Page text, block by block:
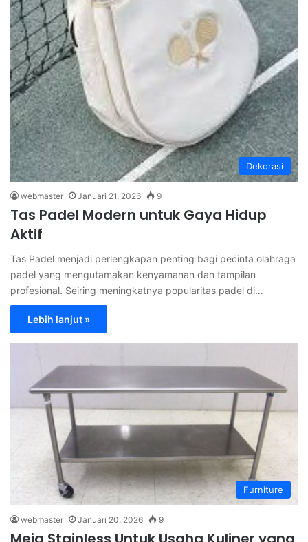
Dekorasi
webmaster Januari 21, 2026 9
Tas Padel Modern untuk Gaya Hidup
Aktif
Tas Padel menjadi perlengkapan penting bagi pecinta olahraga
padel yang mengutamakan kenyamanan dan tampilan
profesional. Seiring meningkatnya popularitas padel di…
Lebih lanjut »
Furniture
webmaster Januari 20, 2026 9